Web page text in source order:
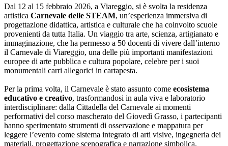
Dal 12 al 15 febbraio 2026, a Viareggio, si è svolta la residenza
artistica Carnevale delle STEAM, un’esperienza immersiva di
progettazione didattica, artistica e culturale che ha coinvolto scuole
provenienti da tutta Italia. Un viaggio tra arte, scienza, artigianato e
immaginazione, che ha permesso a 50 docenti di vivere dall’interno
il Carnevale di Viareggio, una delle più importanti manifestazioni
europee di arte pubblica e cultura popolare, celebre per i suoi
monumentali carri allegorici in cartapesta.
Per la prima volta, il Carnevale è stato assunto come ecosistema
educativo e creativo, trasformandosi in aula viva e laboratorio
interdisciplinare: dalla Cittadella del Carnevale ai momenti
performativi del corso mascherato del Giovedì Grasso, i partecipanti
hanno sperimentato strumenti di osservazione e mappatura per
leggere l’evento come sistema integrato di arti visive, ingegneria dei
materiali, progettazione scenografica e narrazione simbolica.